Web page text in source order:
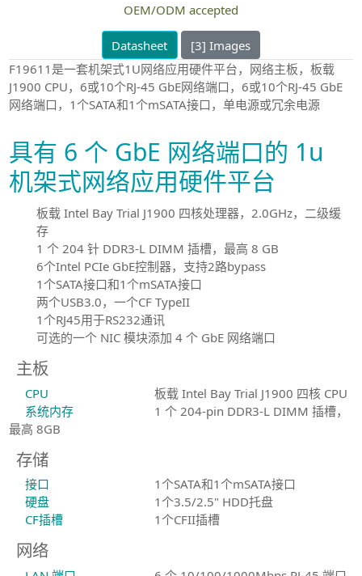
OEM/ODM accepted
Datasheet
[3] Images
F19611是一套机架式1U网络应用硬件平台，网络主板，板载
J1900 CPU，6或10个RJ-45 GbE网络端口，6或10个RJ-45 GbE
网络端口，1个SATA和1个mSATA接口，单电源或冗余电源
具有 6 个 GbE 网络端口的 1u
机架式网络应用硬件平台
板载 Intel Bay Trial J1900 四核处理器，2.0GHz，二级缓
存
1 个 204 针 DDR3-L DIMM 插槽，最高 8 GB
6个Intel PCIe GbE控制器，支持2路bypass
1个SATA接口和1个mSATA接口
两个USB3.0，一个CF TypeII
1个RJ45用于RS232通讯
可选的一个 NIC 模块添加 4 个 GbE 网络端口
主板
CPU
板载 Intel Bay Trial J1900 四核 CPU
系统内存
1 个 204-pin DDR3-L DIMM 插槽，
最高 8GB
存储
接口
1个SATA和1个mSATA接口
硬盘
1个3.5/2.5" HDD托盘
CF插槽
1个CFII插槽
网络